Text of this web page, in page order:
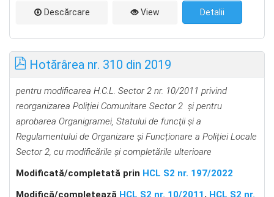
Descărcare View Detalii
Hotărârea nr. 310 din 2019
pentru modificarea H.C.L. Sector 2 nr. 10/2011 privind
reorganizarea Poliției Comunitare Sector 2 și pentru
aprobarea Organigramei, Statului de funcţii și a
Regulamentului de Organizare și Funcționare a Poliției Locale
Sector 2, cu modificările și completările ulterioare
Modificată/completată prin HCL S2 nr. 197/2022
Modifică/completează HCL S2 nr. 10/2011, HCL S2 nr.